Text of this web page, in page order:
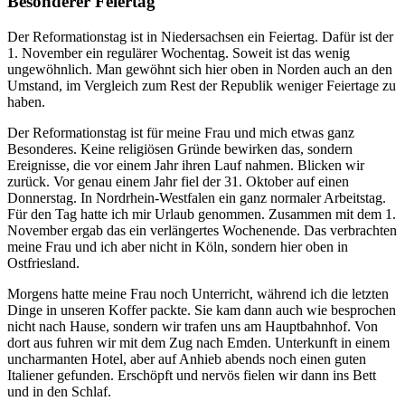
Der Reformationstag ist in Niedersachsen ein Feiertag. Dafür ist der
1. November ein regulärer Wochentag. Soweit ist das wenig
ungewöhnlich. Man gewöhnt sich hier oben in Norden auch an den
Umstand, im Vergleich zum Rest der Republik weniger Feiertage zu
haben.
Der Reformationstag ist für meine Frau und mich etwas ganz
Besonderes. Keine religiösen Gründe bewirken das, sondern
Ereignisse, die vor einem Jahr ihren Lauf nahmen. Blicken wir
zurück. Vor genau einem Jahr fiel der 31. Oktober auf einen
Donnerstag. In Nordrhein-Westfalen ein ganz normaler Arbeitstag.
Für den Tag hatte ich mir Urlaub genommen. Zusammen mit dem 1.
November ergab das ein verlängertes Wochenende. Das verbrachten
meine Frau und ich aber nicht in Köln, sondern hier oben in
Ostfriesland.
Morgens hatte meine Frau noch Unterricht, während ich die letzten
Dinge in unseren Koffer packte. Sie kam dann auch wie besprochen
nicht nach Hause, sondern wir trafen uns am Hauptbahnhof. Von
dort aus fuhren wir mit dem Zug nach Emden. Unterkunft in einem
uncharmanten Hotel, aber auf Anhieb abends noch einen guten
Italiener gefunden. Erschöpft und nervös fielen wir dann ins Bett
und in den Schlaf.